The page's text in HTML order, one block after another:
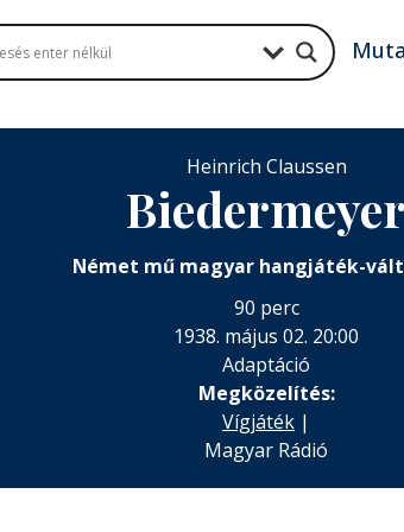
Heinrich Claussen
Biedermeyer
Német mű magyar hangjáték-
90 perc
1938. május 02. 20:00
Adaptáció
Megközelítés:
Vígjáték |
Magyar Rádió